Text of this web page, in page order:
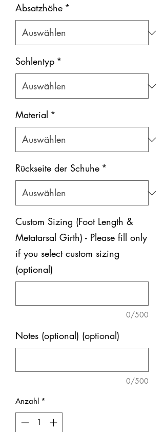
Absatzhöhe *
Sohlentyp *
Material *
Rückseite der Schuhe *
Custom Sizing (Foot Length &
Metatarsal Girth) - Please fill only
if you select custom sizing
(optional)
0/500
Notes (optional) (optional)
0/500
Anzahl *